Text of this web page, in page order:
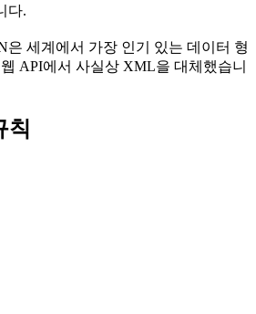
다.
은 세계에서 가장 인기 있는 데이터 형
API에서 사실상 XML을 대체했습니
칙